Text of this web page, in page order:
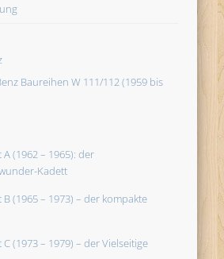
Baureihen W 111/112 (1959 bis
(1962 – 1965): der
Kadett
B (1965 – 1973) – der kompakte
(1973 – 1979) – der Vielseitige